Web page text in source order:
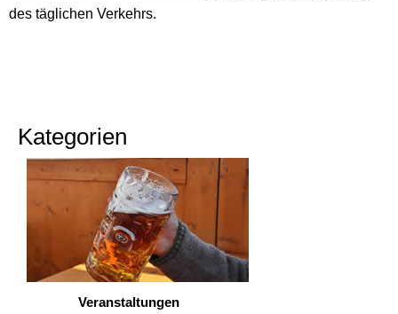
des täglichen Verkehrs.
Kategorien
Veranstaltungen